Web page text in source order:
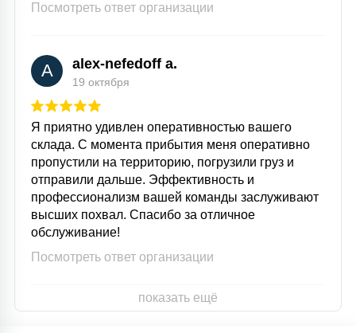
Посмотреть ответ организации
A alex-nefedoff a.
19 октября
Я приятно удивлен оперативностью вашего
склада. С момента прибытия меня оперативно
пропустили на территорию, погрузили груз и
отправили дальше. Эффективность и
профессионализм вашей команды заслуживают
высших похвал. Спасибо за отличное
обслуживание!
Посмотреть ответ организации
показать ещё